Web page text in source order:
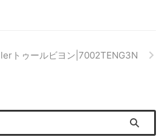
トゥールビヨン|7002TENG3N